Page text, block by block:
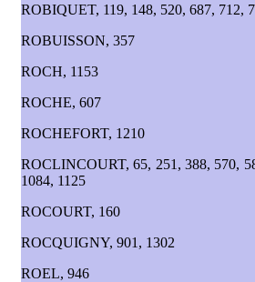
ROBIQUET, 119, 148, 520, 687, 712,
ROBUISSON, 357
ROCH, 1153
ROCHE, 607
ROCHEFORT, 1210
ROCLINCOURT, 65, 251, 388, 570,
1084, 1125
ROCOURT, 160
ROCQUIGNY, 901, 1302
ROEL, 946